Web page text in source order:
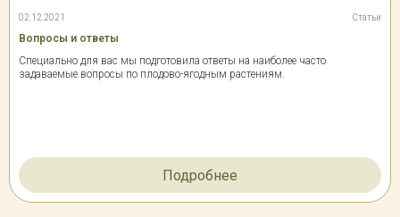
02.12.2021 Статьи
Вопросы и ответы
Специально для вас мы подготовила ответы на наиболее часто
задаваемые вопросы по плодово-ягодным растениям.
Подробнее